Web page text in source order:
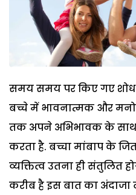
समय समय पर किए गए
बच्चे में भावनात्मक और
तक अपने अभिभावक के साथ
करता है. बच्चा मांबाप के
व्यक्तित्व उतना ही संतुलित
करीब है इस बात का